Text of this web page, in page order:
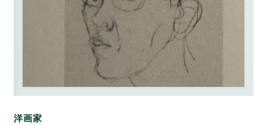
洋画家